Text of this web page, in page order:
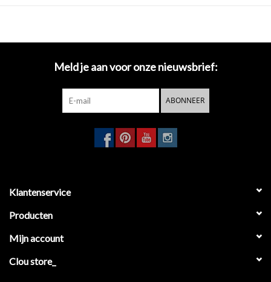
Meld je aan voor onze nieuwsbrief:
ABONNEER
Klantenservice
Producten
Mijn account
Clou store_